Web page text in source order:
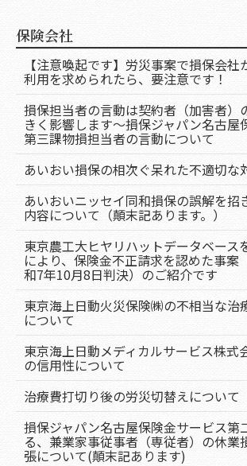
保険会社
【注意喚起です】労災事案で損保会社
利用を求められたら、要注意です！
損保担当者の言動は契約者（加害者）
きく影響します～損保ジャパン名古屋
第三課物損担当者の言動について
あいおい損保の相次ぐ呆れた不適切な
あいおいニッセイ同和損保の誤解を招
内容について（顛末記あります。）
東京農工大ヒヤリハットデータベース
により、保険金不正請求を認めた事案
和7年10月8日判決）のご紹介です
東京海上日動火災保険㈱の不相当な治
について
東京海上日動メディカルサービス株式
の信用性について
治療費打切り後の労災切替えについて
損保ジャパン名古屋保険金サービス第
る、兼業家事従事者（専従者）の休業
張について(顛末記あります)